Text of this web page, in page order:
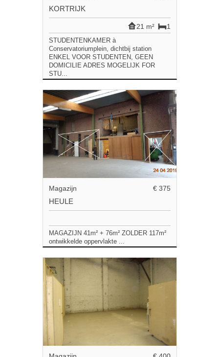
KORTRIJK
1
21 m²
STUDENTENKAMER à
Conservatoriumplein, dichtbij station
ENKEL VOOR STUDENTEN, GEEN
DOMICILIE ADRES MOGELIJK FOR
STU...
Magazijn € 375
HEULE
MAGAZIJN 41m² + 76m² ZOLDER 117m²
ontwikkelde oppervlakte ...